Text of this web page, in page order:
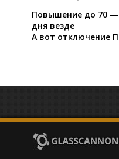
Повышение до 70 —
дня везде
А вот отключение